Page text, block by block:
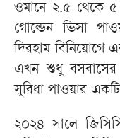
ওমানে ২.৫ থেকে ৫
গোল্ডেন ভিসা
দিরহাম বিনিয়োগে
এখন শুধু বসবাসের
সুবিধা পাওয়ার
২০২৪ সালে